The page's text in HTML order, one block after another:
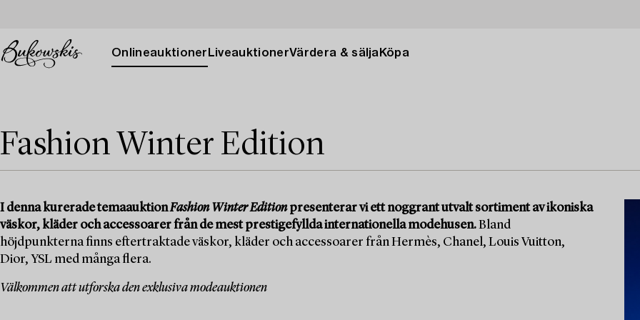
Onlineauktioner LiveauktionerVärdera & sälja Köpa
Fashion Winter Edition
I denna kurerade temaauktionFashion Winter Editionpresenterar vi ett noggrant utvalt sortiment av ikoniska
väskor, kläder och accessoarer från de mest prestigefyllda internationella modehusen.Bland
höjdpunkterna finns eftertraktade väskor, kläder och accessoarer från Hermès, Chanel, Louis Vuitton,
Dior, YSL med många flera.
Välkommen att utforska den exklusiva modeauktionen